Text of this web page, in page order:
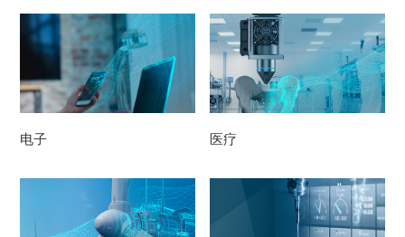
VIEW MORE
电子
VIEW MORE
医疗